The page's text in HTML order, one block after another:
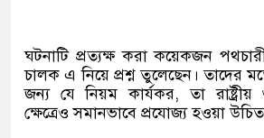
ঘটনাটি প্রত্যক্ষ করা কয়েকজন
চালক এ নিয়ে প্রশ্ন তুলেছেন। তাদের
জন্য যে নিয়ম কার্যকর, তা রাষ্ট্রীয়
ক্ষেত্রেও সমানভাবে প্রযোজ্য হওয়া